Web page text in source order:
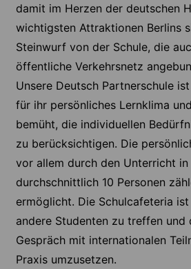
damit im Herzen der deutschen
wichtigsten Attraktionen Berlins
Steinwurf von der Schule, die
öffentliche Verkehrsnetz
Unsere Deutsch Partnerschule
für ihr persönliches Lernklima
bemüht, die individuellen
zu berücksichtigen. Die
vor allem durch den Unterricht in
durchschnittlich 10 Personen
ermöglicht. Die Schulcafeteria
andere Studenten zu treffen und
Gespräch mit internationalen
Praxis umzusetzen.